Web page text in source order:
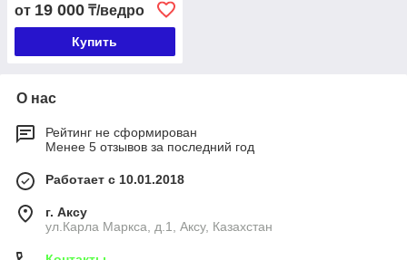
от 19 000 ₸/ведро
Купить
О нас
Рейтинг не сформирован
Менее 5 отзывов за последний год
Работает с 10.01.2018
г. Аксу
ул.Карла Маркса, д.1, Аксу, Казахстан